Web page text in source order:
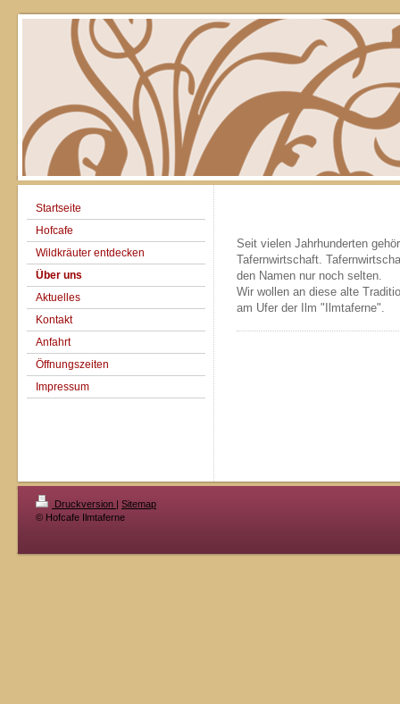
Startseite
Hofcafe
Wildkräuter entdecken
Über uns
Aktuelles
Kontakt
Anfahrt
Öffnungszeiten
Impressum
Seit vielen Jahrhunderten
Tafernwirtschaft.
den Namen nur noch selten.
Wir wollen an diese alte
am Ufer der Ilm "Ilmtaferne".
Druckversion | Sitemap
© Hofcafe Ilmtaferne